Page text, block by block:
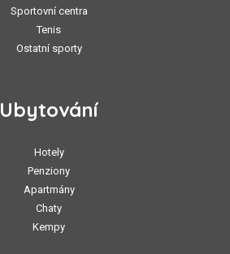
Sportovní centra
Tenis
Ostatní sporty
Ubytování
Hotely
Penziony
Apartmány
Chaty
Kempy